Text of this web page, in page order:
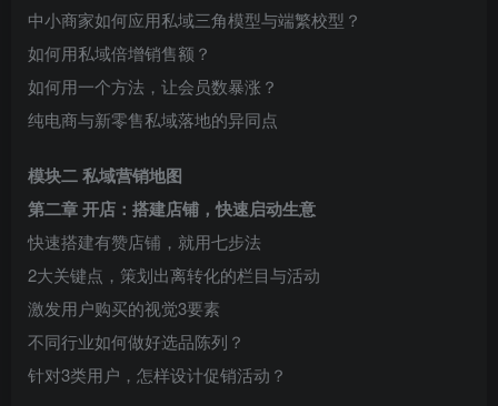
中小商家如何应用私域三角模型与端繁校型？
如何用私域倍增销售额？
如何用一个方法，让会员数暴涨？
纯电商与新零售私域落地的异同点
模块二 私域营销地图
第二章 开店：搭建店铺，快速启动生意
快速搭建有赞店铺，就用七步法
2大关键点，策划出离转化的栏目与活动
激发用户购买的视觉3要素
不同行业如何做好选品陈列？
针对3类用户，怎样设计促销活动？